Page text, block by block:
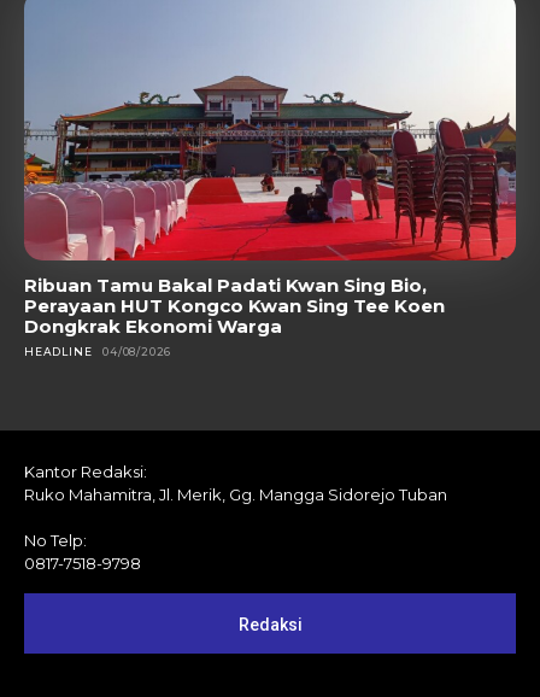
Ribuan Tamu Bakal Padati Kwan Sing Bio,
Perayaan HUT Kongco Kwan Sing Tee Koen
Dongkrak Ekonomi Warga
HEADLINE 04/08/2026
Kantor Redaksi:
Ruko Mahamitra, Jl. Merik, Gg. Mangga Sidorejo Tuban
No Telp:
0817-7518-9798
Redaksi